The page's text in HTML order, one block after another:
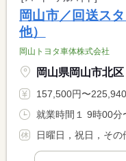
岡山市／回送ス
他）
岡山トヨタ車体株式会社
岡山県岡山市北区
157,500円〜225,940円 ※フルタイム求人の
日曜日，祝日，その